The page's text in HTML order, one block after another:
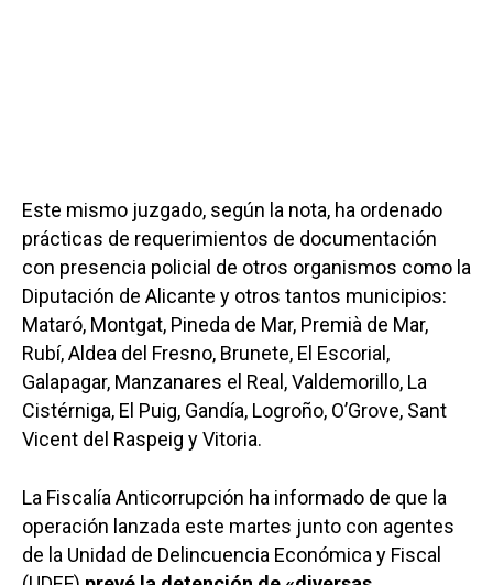
Este mismo juzgado, según la nota, ha ordenado
prácticas de requerimientos de documentación
con presencia policial de otros organismos como la
Diputación de Alicante y otros tantos municipios:
Mataró, Montgat, Pineda de Mar, Premià de Mar,
Rubí, Aldea del Fresno, Brunete, El Escorial,
Galapagar, Manzanares el Real, Valdemorillo, La
Cistérniga, El Puig, Gandía, Logroño, O’Grove, Sant
Vicent del Raspeig y Vitoria.
La Fiscalía Anticorrupción ha informado de que la
operación lanzada este martes junto con agentes
de la Unidad de Delincuencia Económica y Fiscal